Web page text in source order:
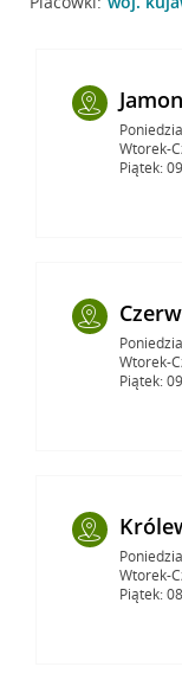
Wtorek-
Piątek:
Wtorek-
Piątek:
Wtorek-
Piątek: